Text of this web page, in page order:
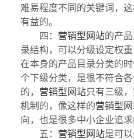
难易程度不同的关键词，
有益的。
四： 营销型网站的产
录结构，可以分级设定权
在本身的产品目录分类的
个下级分类，是很不符合
的， 营销型网站只有三级
机制的，像这样的营销型
向，也是很多中小企业追求
五： 营销型网站是可